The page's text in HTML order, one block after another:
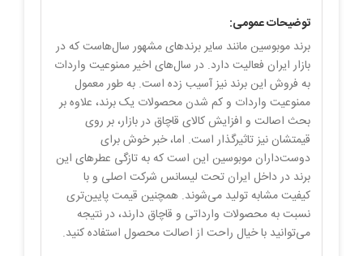
توضیحات عمومی:
برند موبوسین مانند سایر برندهای مشهور سال‌هاست که در
بازار ایران فعالیت دارد. در سال‌های اخیر ممنوعیت‌ واردات
به فروش این برند نیز آسیب زده است. به طور معمول
ممنوعیت واردات و کم شدن محصولات یک برند، علاوه بر
بحث اصالت و افزایش کالای قاچاق در بازار، بر روی
قیمتشان نیز تاثیرگذار است. اما، خبر خوش برای
دوست‌داران موبوسین این است که به تازگی عطرهای این
برند در داخل ایران تحت لیسانس شرکت اصلی و با
کیفیت مشابه تولید می‌شوند. همچنین قیمت پایین‌تری
نسبت به محصولات وارداتی و قاچاق دارند، در نتیجه
می‌توانید با خیال راحت از اصالت محصول استفاده کنید.